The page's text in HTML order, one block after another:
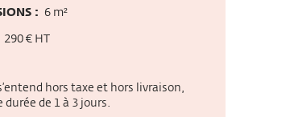
: 6 m²
290 € HT
hors taxe et hors livraison,
durée de 1 à 3 jours.